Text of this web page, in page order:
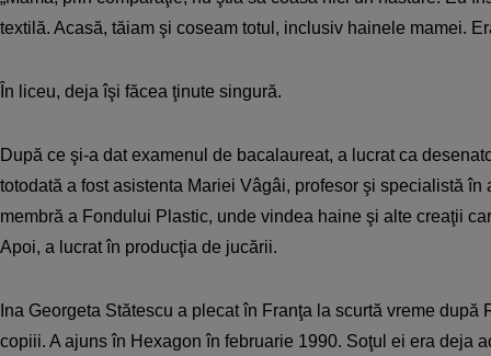
textilă. Acasă, tăiam şi coseam totul, inclusiv hainele mamei.
În liceu, deja îşi făcea ţinute singură.
După ce şi-a dat examenul de bacalaureat, a lucrat ca
totodată a fost asistenta Mariei Vâgâi, profesor şi specialistă în
membră a Fondului Plastic, unde vindea haine şi alte creaţii
Apoi, a lucrat în producţia de jucării.
Ina Georgeta Stătescu a plecat în Franţa la scurtă vreme după
copiii. A ajuns în Hexagon în februarie 1990. Soţul ei era deja